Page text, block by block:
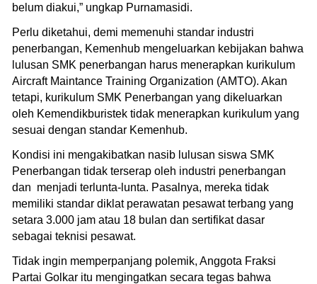
belum diakui,” ungkap Purnamasidi.
Perlu diketahui, demi memenuhi standar industri
penerbangan, Kemenhub mengeluarkan kebijakan bahwa
lulusan SMK penerbangan harus menerapkan kurikulum
Aircraft Maintance Training Organization (AMTO). Akan
tetapi, kurikulum SMK Penerbangan yang dikeluarkan
oleh Kemendikburistek tidak menerapkan kurikulum yang
sesuai dengan standar Kemenhub.
Kondisi ini mengakibatkan nasib lulusan siswa SMK
Penerbangan tidak terserap oleh industri penerbangan
dan menjadi terlunta-lunta. Pasalnya, mereka tidak
memiliki standar diklat perawatan pesawat terbang yang
setara 3.000 jam atau 18 bulan dan sertifikat dasar
sebagai teknisi pesawat.
Tidak ingin memperpanjang polemik, Anggota Fraksi
Partai Golkar itu mengingatkan secara tegas bahwa